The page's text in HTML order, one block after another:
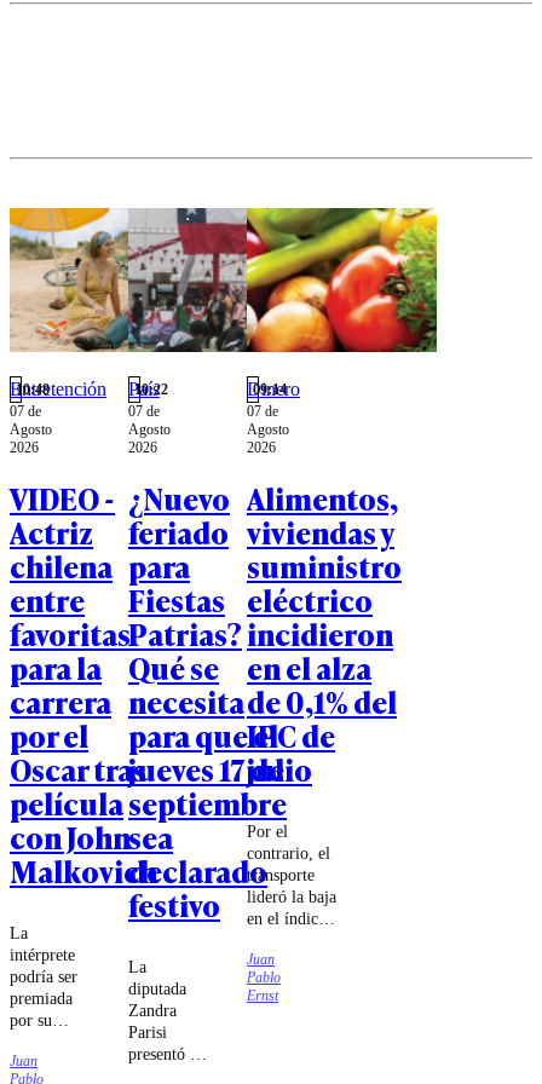
durante
Entretención
10:48
07 de
Agosto
2026
VIDEO -
Actriz
chilena
entre
favoritas
para la
carrera
por el
Oscar tras
película
con John
Malkovich
La
intérprete
podría ser
premiada
por su
en la cinta
Juan
Pablo
País
10:22
07 de
Agosto
2026
¿Nuevo
feriado
para
Fiestas
Patrias?
Qué se
necesita
para que el
jueves 17 de
septiembre
sea
declarado
festivo
La
diputada
Zandra
Parisi
presentó un
Dinero
09:14
07 de
Agosto
2026
Alimentos,
viviendas y
suministro
eléctrico
incidieron
en el alza
de 0,1% del
IPC de
julio
Por el
contrario, el
transporte
lideró la baja
en el índice
descensos en
los precios de
los
Juan
Pablo
Ernst